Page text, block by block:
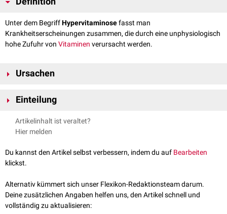
Unter dem BegriffHypervitaminosefasst man
Krankheitserscheinungen zusammen, die durch eine unphysiologisch
hohe Zufuhr von Vitaminen verursacht werden.
Ursachen
Nahrungsergänzungsmitteln
treten sie nicht auf.
Einteilung
Die Hypervitaminosen werden systematisch nach dem verantwortlichen
Vitamin eingeteilt, z.B.
Überdosierung.
Artikelinhalt ist veraltet?
Hier melden
Du kannst den Artikel selbst verbessern, indem du auf Bearbeiten
klickst.
Alternativ kümmert sich unser Flexikon-Redaktionsteam darum.
Deine zusätzlichen Angaben helfen uns, den Artikel schnell und
vollständig zu aktualisieren: